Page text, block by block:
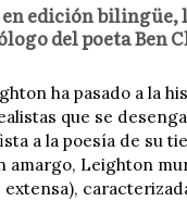
edición bilingüe,
del poeta Ben
ha pasado a la
que se
a la poesía de su
amargo, Leighton